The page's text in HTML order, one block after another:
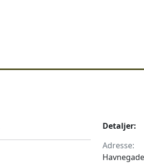
Detaljer:
Adresse:
Havnegade